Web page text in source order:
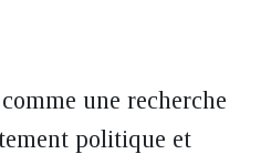
une recherche
politique et